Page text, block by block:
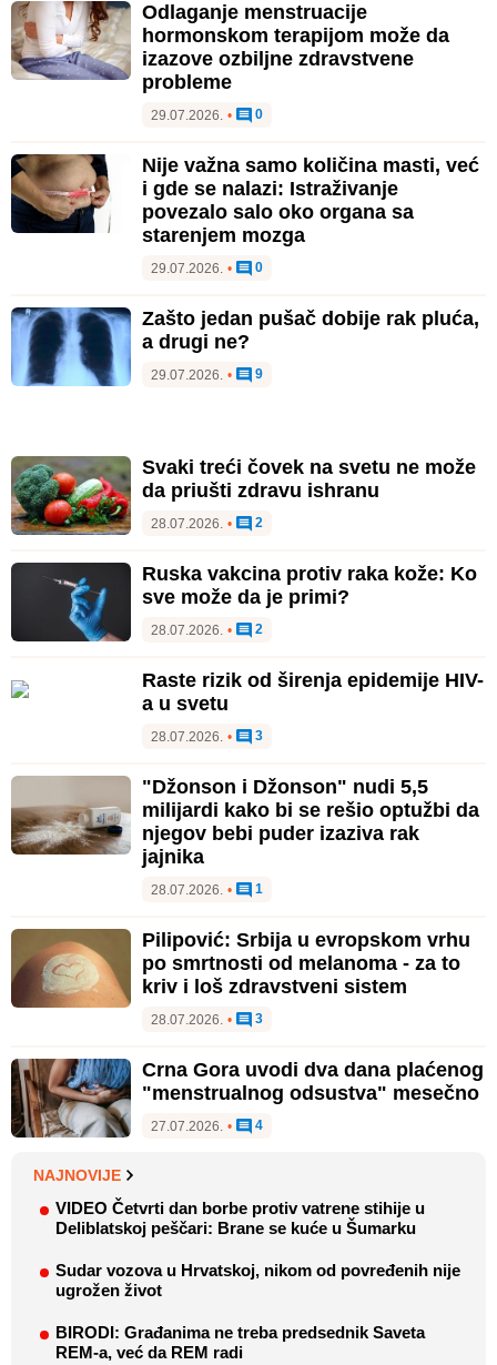
Odlaganje menstruacije
hormonskom terapijom može da
izazove ozbiljne zdravstvene
probleme
29.07.2026. • 0
Nije važna samo količina masti, već
i gde se nalazi: Istraživanje
povezalo salo oko organa sa
starenjem mozga
29.07.2026. • 0
Zašto jedan pušač dobije rak pluća,
a drugi ne?
29.07.2026. • 9
Svaki treći čovek na svetu ne može
da priušti zdravu ishranu
28.07.2026. • 2
Ruska vakcina protiv raka kože: Ko
sve može da je primi?
28.07.2026. • 2
Raste rizik od širenja epidemije HIV-
a u svetu
28.07.2026. • 3
"Džonson i Džonson" nudi 5,5
milijardi kako bi se rešio optužbi da
njegov bebi puder izaziva rak
jajnika
28.07.2026. • 1
Pilipović: Srbija u evropskom vrhu
po smrtnosti od melanoma - za to
kriv i loš zdravstveni sistem
28.07.2026. • 3
Crna Gora uvodi dva dana plaćenog
"menstrualnog odsustva" mesečno
27.07.2026. • 4
NAJNOVIJE
VIDEO Četvrti dan borbe protiv vatrene stihije u
Deliblatskoj peščari: Brane se kuće u Šumarku
Sudar vozova u Hrvatskoj, nikom od povređenih nije
ugrožen život
BIRODI: Građanima ne treba predsednik Saveta
REM-a, već da REM radi